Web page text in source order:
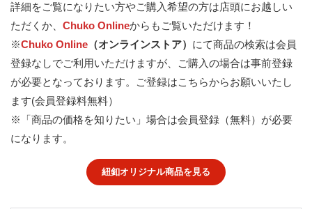
詳細をご覧になりたい方やご購入希望の方は店頭にお越しい
ただくか、 Chuko Onlineからもご覧いただけます！
※Chuko Online （オンラインストア） にて商品の検索は会員
登録なしでご利用いただけますが、ご購入の場合は事前登録
が必要となっております。
ご登録はこちらからお願いいたし
ます(会員登録料無料）
※「商品の価格を知りたい」場合は会員登録（無料）が必要
になります。
紐釦オリジナル商品を見る